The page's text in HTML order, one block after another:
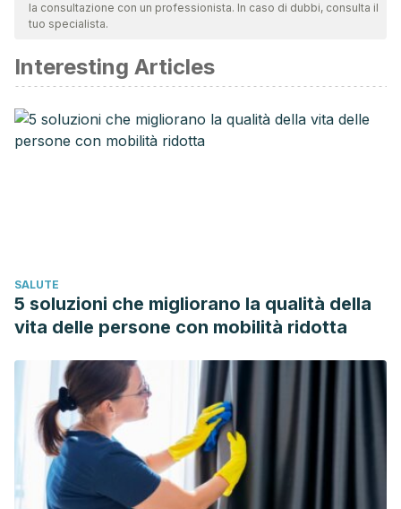
validità. La bibliografia di questo articolo è stata considerata
SAGE Open. Determination of the Home Accident
Frequency and Related Factors Among the People Older
than 65 Years Old Living in Mersin City Center, Turkey.
April-June 2019: 1–11.
al-ṣiḥḥīyah li-sharq al-mutawassiṭ. 12. 824-33.
National Fire Protection Association® (NFPA®). Home
Heating Fires. January 2021.
https://www.nfpa.org/-/media/Files/News-and-
Research/Fire-statistics-and-reports/US-Fire-Problem/Fire-
causes/osHeating.pdf
la consultazione con un professionista. In caso di dubbi, consulta il
tuo specialista.
Interesting Articles
SALUTE
5 soluzioni che migliorano la qualità della
vita delle persone con mobilità ridotta